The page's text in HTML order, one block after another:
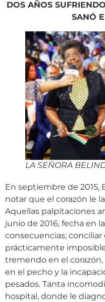
DOS AÑOS
SANÓ
LA SEÑORA
En septiembre de 2015,
notar que el corazón le
Aquellas palpitaciones
junio de 2016, fecha en
consecuencias; conciliar
prácticamente
tremendo en el
en el pecho y la
pesados. Tanta
hospital, donde le